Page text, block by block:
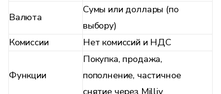
Валюта
Сумы или доллары (по
выбору)
Комиссии
Нет комиссий и НДС
Функции
Покупка, продажа,
пополнение, частичное